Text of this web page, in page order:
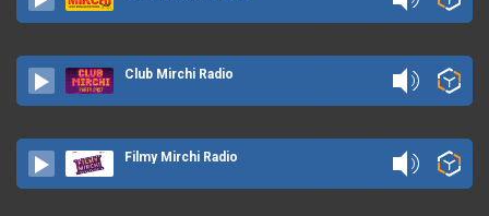
Club Mirchi Radio
Filmy Mirchi Radio